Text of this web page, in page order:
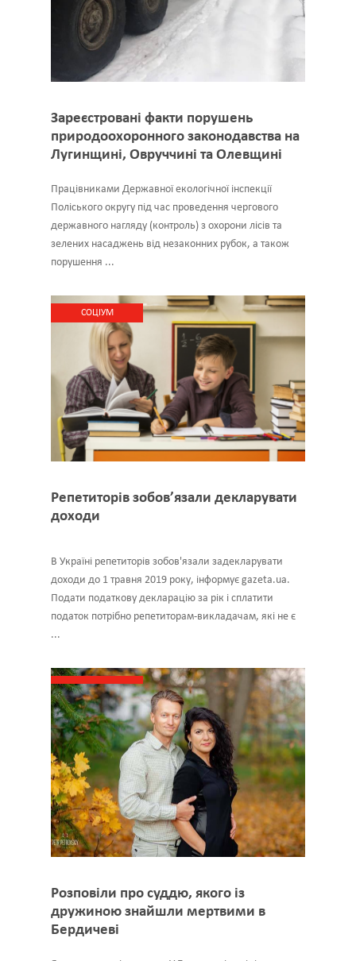
Зареєстровані факти порушень
природоохоронного законодавства на
Лугинщині, Овруччині та Олевщині
Працівниками Державної екологічної інспекції
Поліського округу під час проведення чергового
державного нагляду (контроль) з охорони лісів та
зелених насаджень від незаконних рубок, а також
порушення ...
CОЦІУМ
Репетиторів зобов’язали декларувати
доходи
В Україні репетиторів зобов'язали задекларувати
доходи до 1 травня 2019 року, інформує gazeta.ua.
Подати податкову декларацію за рік і сплатити
податок потрібно репетиторам-викладачам, які не є
...
Розповіли про суддю, якого із
дружиною знайшли мертвими в
Бердичеві